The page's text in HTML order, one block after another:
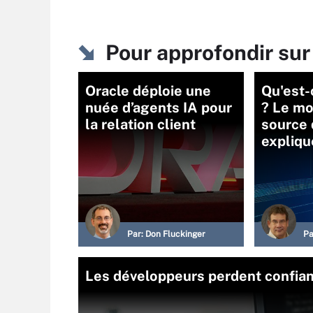
Pour approfondir
Oracle déploie une
nuée d’agents IA pour
la relation client
Par: Don Fluckinger
Qu'est-
? Le
source
Les développeurs perdent